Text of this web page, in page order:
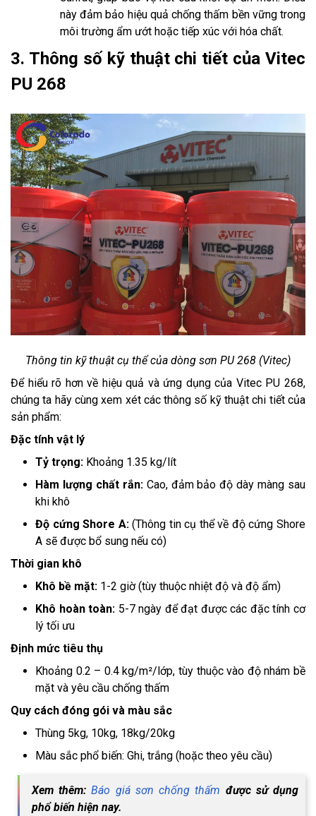
này đảm bảo hiệu quả chống thấm bền vững trong
môi trường ẩm ướt hoặc tiếp xúc với hóa chất.
3. Thông số kỹ thuật chi tiết của Vitec
PU 268
Thông tin kỹ thuật cụ thể của dòng sơn PU 268 (Vitec)
Để hiểu rõ hơn về hiệu quả và ứng dụng của Vitec PU 268,
chúng ta hãy cùng xem xét các thông số kỹ thuật chi tiết của
sản phẩm:
Đặc tính vật lý
Tỷ trọng: Khoảng 1.35 kg/lít
Hàm lượng chất rắn:Cao, đảm bảo độ dày màng sau
khi khô
Độ cứng Shore A:(Thông tin cụ thể về độ cứng Shore
A sẽ được bổ sung nếu có)
Thời gian khô
Khô bề mặt: 1-2 giờ (tùy thuộc nhiệt độ và độ ẩm)
Khô hoàn toàn: 5-7 ngày để đạt được các đặc tính cơ
lý tối ưu
Định mức tiêu thụ
Khoảng 0.2 – 0.4 kg/m²/lớp, tùy thuộc vào độ nhám bề
mặt và yêu cầu chống thấm
Quy cách đóng gói và màu sắc
Thùng 5kg, 10kg, 18kg/20kg
Màu sắc phổ biến: Ghi, trắng (hoặc theo yêu cầu)
Xem thêm:Báo giá sơn chống thấm được sử dụng
phổ biến hiện nay.